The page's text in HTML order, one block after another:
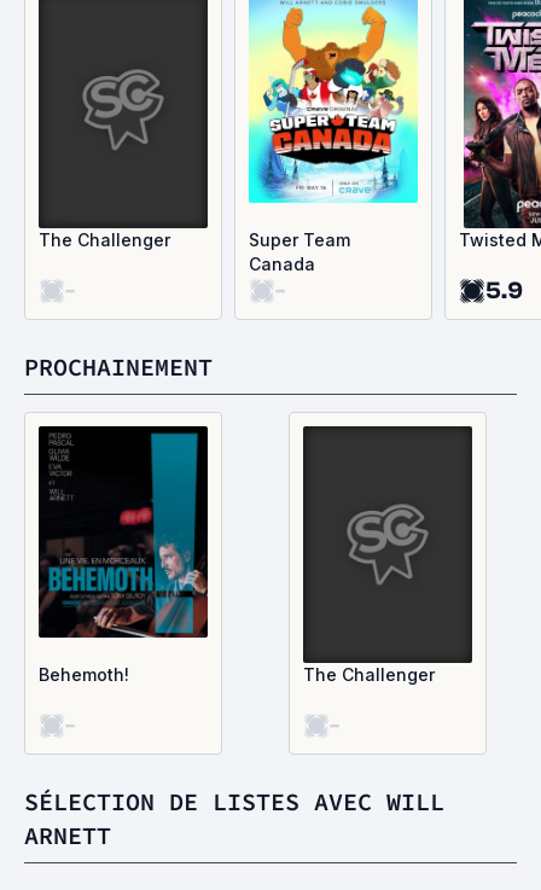
The Challenger
-
Super Team
Canada
-
Twisted
5.9
PROCHAINEMENT
Behemoth!
-
The Challenger
-
SÉLECTION DE LISTES AVEC WILL
ARNETT